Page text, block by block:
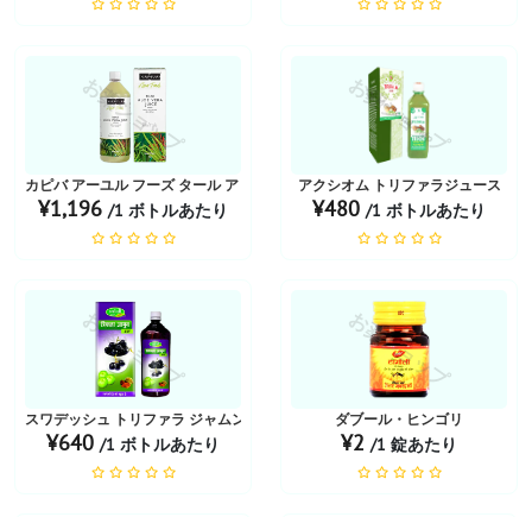
お薬ショップ
カピバ アーユル フーズ タール アロエベラ ジュース
¥1,196 /1 ボトルあたり
お薬ショップ
アクシオム トリファラジュース
¥480 /1 ボトルあたり
お薬ショップ
スワデッシュ トリファラ ジャムン RAS リキッド
¥640 /1 ボトルあたり
お薬ショップ
ダブール・ヒンゴリ
¥2 /1 錠あたり